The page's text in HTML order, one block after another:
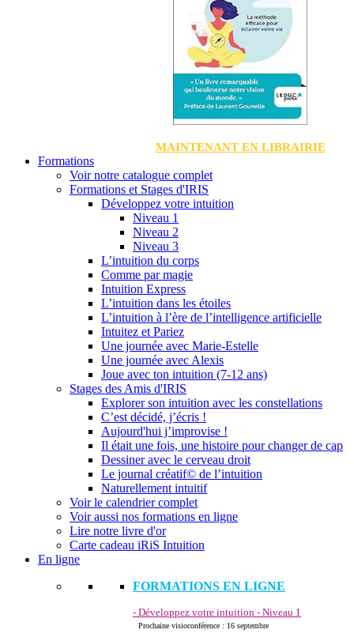
MAINTENANT EN LIBRAIRIE
Formations
Voir notre catalogue complet
Formations et Stages d'IRIS
Développez votre intuition
Niveau 1
Niveau 2
Niveau 3
L’intuition du corps
Comme par magie
Intuition Express
L’intuition dans les étoiles
L’intuition à l’ère de l’intelligence artificielle
Intuitez et Pariez
Une journée avec Marie-Estelle
Une journée avec Alexis
Joue avec ton intuition (7-12 ans)
Stages des Amis d'IRIS
Explorer son intuition avec les constellations
C’est décidé, j’écris !
Aujourd'hui j’improvise !
Il était une fois, une histoire pour changer de cap
Dessiner avec le cerveau droit
Le journal créatif© de l’intuition
Naturellement intuitif
Voir le calendrier complet
Voir aussi nos formations en ligne
Lire notre livre d'or
Carte cadeau iRiS Intuition
En ligne
FORMATIONS EN LIGNE
- Développez votre intuition - Niveau 1
Prochaine visioconférence : 16 septembre